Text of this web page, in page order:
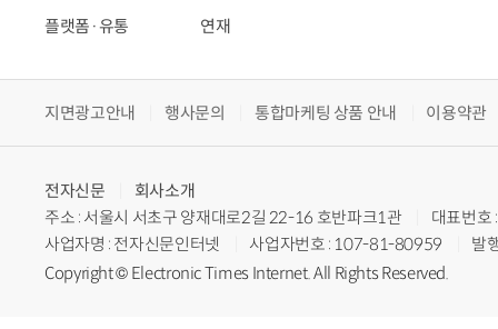
플랫폼·유통
연재
지면광고안내 행사문의 통합마케팅 상품 안내 이용약관
전자신문
회사소개
주소 : 서울시 서초구 양재대로2길 22-16 호반파크1관
대표번
사업자명 : 전자신문인터넷
사업자번호 : 107-81-80959
발
Copyright © Electronic Times Internet. All Rights Reserved.